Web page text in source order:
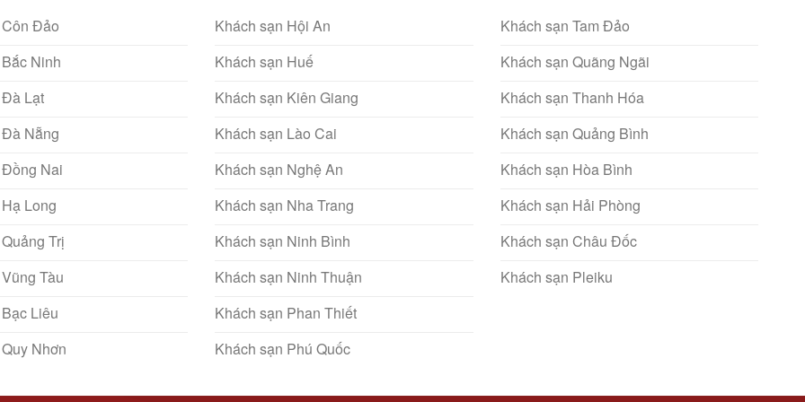
Đảo
Ninh
Lạt
Nẵng
Nai
Long
Trị
Tàu
Liêu
Nhơn
Khách sạn Hội An
Khách sạn Huế
Khách sạn Kiên Giang
Khách sạn Lào Cai
Khách sạn Nghệ An
Khách sạn Nha Trang
Khách sạn Ninh Bình
Khách sạn Ninh Thuận
Khách sạn Phan Thiết
Khách sạn Phú Quốc
Khách sạn Tam Đảo
Khách sạn Quãng Ngãi
Khách sạn Thanh Hóa
Khách sạn Quảng Bình
Khách sạn Hòa Bình
Khách sạn Hải Phòng
Khách sạn Châu Đốc
Khách sạn Pleiku